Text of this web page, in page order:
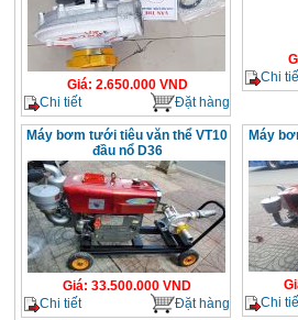
Giá: 2.650.000VND
Chi tiết
Đặt hàng
Chi
Máy bơm tưới tiêu văn thể VT10
đầu nổ D36
Giá: 33.500.000 VND
Chi tiết
Đặt hàng
Máy
Chi